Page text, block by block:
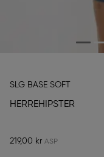
SLG BASE SOFT
HERREHIPSTER
219,00 kr